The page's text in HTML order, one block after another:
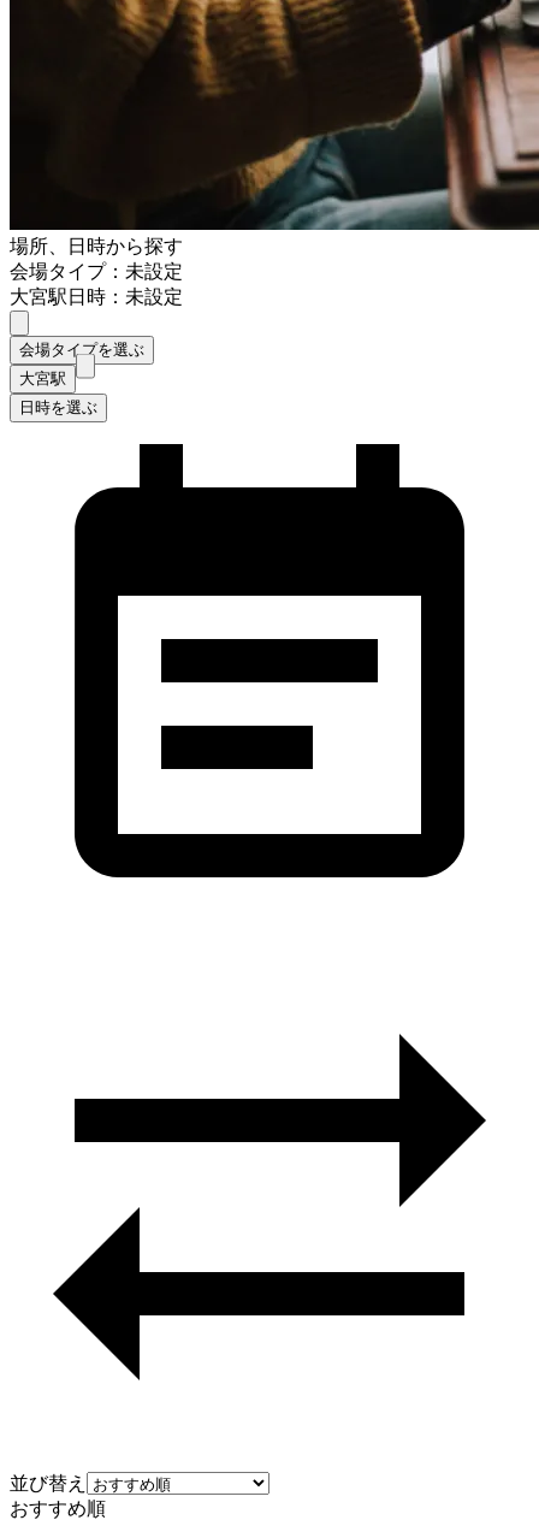
場所、日時から探す
会場タイプ：未設定
大宮駅日時：未設定
会場タイプを選ぶ
大宮駅
日時を選ぶ
並び替え
おすすめ順